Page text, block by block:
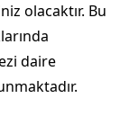
olacaktır. Bu
daire